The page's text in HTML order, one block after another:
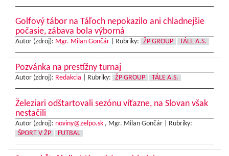
Golfový tábor na Táľoch nepokazilo ani chladnejšie
počasie, zábava bola výborná
Autor (zdroj): Mgr. Milan Gončár Rubriky: ŽP GROUP TÁLE A.S.
Pozvánka na prestížny turnaj
Autor (zdroj): Redakcia Rubriky: ŽP GROUP TÁLE A.S.
Železiari odštartovali sezónu víťazne, na Slovan však
nestačili
Autor (zdroj): noviny@zelpo.sk , Mgr. Milan Gončár |
Rubriky:
ŠPORT V ŽP
FUTBAL